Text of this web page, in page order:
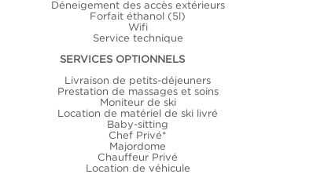
Déneigement des accès extérieurs
Forfait éthanol (5l)
Wifi
Service technique
SERVICES OPTIONNELS
Livraison de petits-déjeuners
Prestation de massages et soins
Moniteur de ski
Location de matériel de ski livré
Baby-sitting
Chef Privé*
Majordome
Chauffeur Privé
Location de véhicule